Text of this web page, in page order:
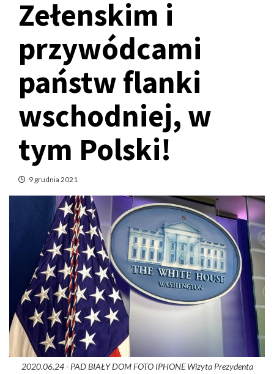
Zełenskim i
przywódcami
państw flanki
wschodniej, w
tym Polski!
9 grudnia 2021
2020.06.24 - PAD BIAŁY DOM FOTO IPHONE Wizyta Prezydenta